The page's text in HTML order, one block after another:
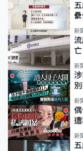
新
新
新
新